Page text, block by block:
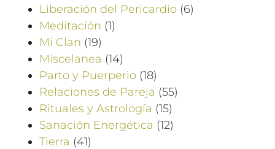
Liberación del Pericardio (6)
Meditación (1)
Mi Clan (19)
Miscelanea (14)
Parto y Puerperio (18)
Relaciones de Pareja (55)
Rituales y Astrología (15)
Sanación Energética (12)
Tierra (41)